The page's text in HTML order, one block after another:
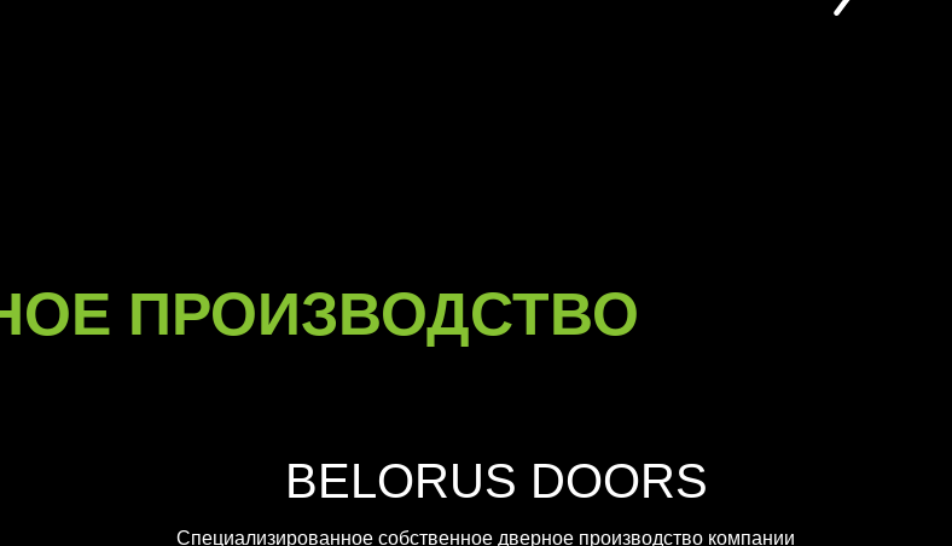
ПРОИЗВОДСТВО
BELORUS DOORS
Специализированное собственное дверное производство компании